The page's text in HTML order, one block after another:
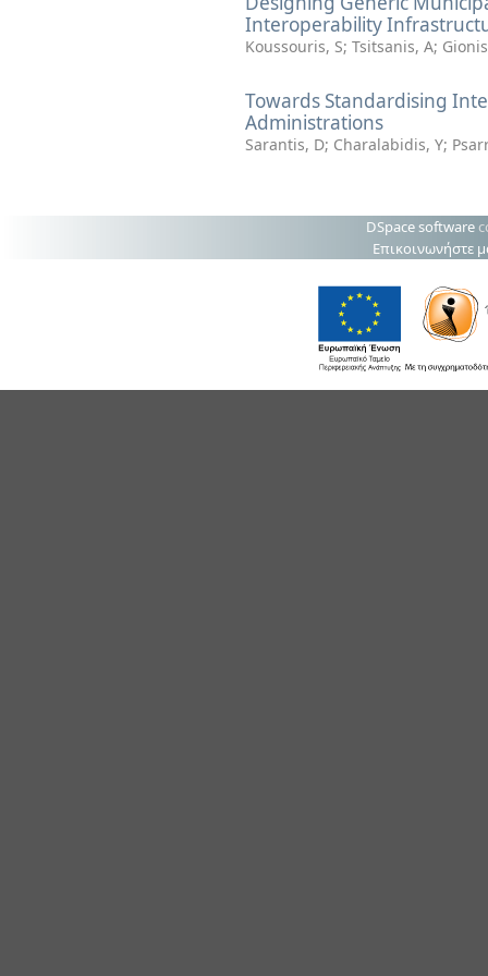
Interoperability
Koussouris, S; Tsitsanis, A;
Towards Standardising
Administrations
Sarantis, D; Charalabidis, Y;
DSpace software
Επικοινωνήστε